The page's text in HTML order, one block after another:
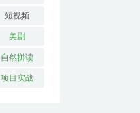
短视频
美剧
自然拼读
项目实战